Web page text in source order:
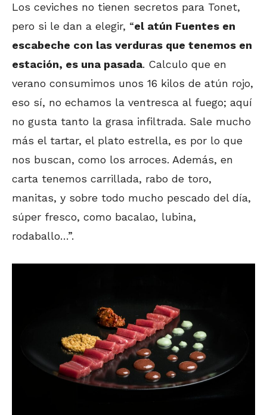
Los ceviches no tienen secretos para Tonet,
pero si le dan a elegir, “el atún Fuentes en
escabeche con las verduras que tenemos en
estación, es una pasada. Calculo que en
verano consumimos unos 16 kilos de atún rojo,
eso sí, no echamos la ventresca al fuego; aquí
no gusta tanto la grasa infiltrada. Sale mucho
más el tartar, el plato estrella, es por lo que
nos buscan, como los arroces. Además, en
carta tenemos carrillada, rabo de toro,
manitas, y sobre todo mucho pescado del día,
súper fresco, como bacalao, lubina,
rodaballo…”.